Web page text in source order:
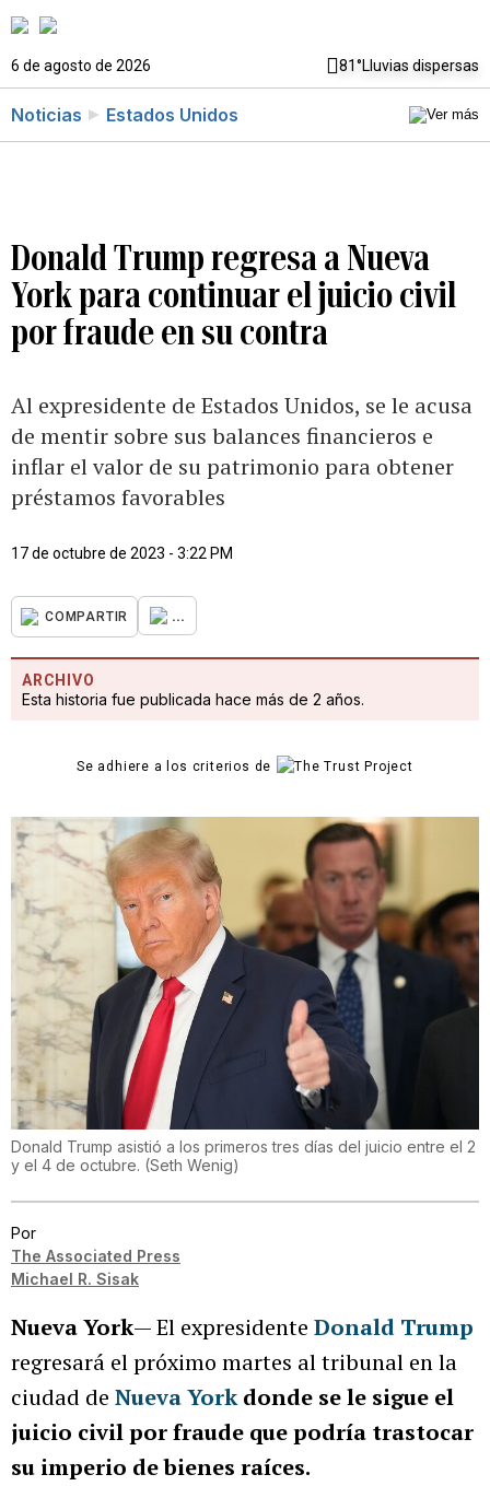
6 de agosto de 2026 81°Lluvias dispersas
Noticias Estados Unidos
Donald Trump regresa a Nueva
York para continuar el juicio civil
por fraude en su contra
Al expresidente de Estados Unidos, se le acusa
de mentir sobre sus balances financieros e
inflar el valor de su patrimonio para obtener
préstamos favorables
17 de octubre de 2023 - 3:22 PM
COMPARTIR ...
ARCHIVO
Esta historia fue publicada hace más de 2 años.
Se adhiere a los criterios de
Donald Trump asistió a los primeros tres días del juicio entre el 2
y el 4 de octubre. (Seth Wenig)
Por
The Associated Press
Michael R. Sisak
Nueva York— El expresidente Donald Trump
regresará el próximo martes al tribunal en la
ciudad de Nueva York donde se le sigue el
juicio civil por fraude que podría trastocar
su imperio de bienes raíces.